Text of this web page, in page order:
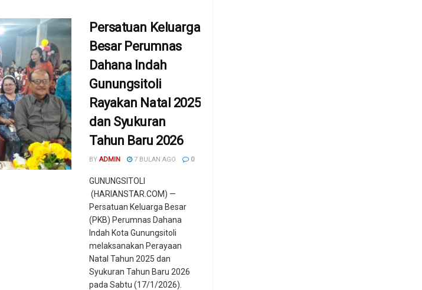
Persatuan Keluarga
Besar Perumnas
Dahana Indah
Gunungsitoli
Rayakan Natal 2025
dan Syukuran
Tahun Baru 2026
BY ADMIN 7 BULAN AGO 0
GUNUNGSITOLI
(HARIANSTAR.COM) —
Persatuan Keluarga Besar
(PKB) Perumnas Dahana
Indah Kota Gunungsitoli
melaksanakan Perayaan
Natal Tahun 2025 dan
Syukuran Tahun Baru 2026
pada Sabtu (17/1/2026).